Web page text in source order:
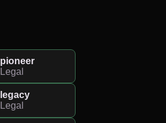
pioneer
Legal
legacy
Legal